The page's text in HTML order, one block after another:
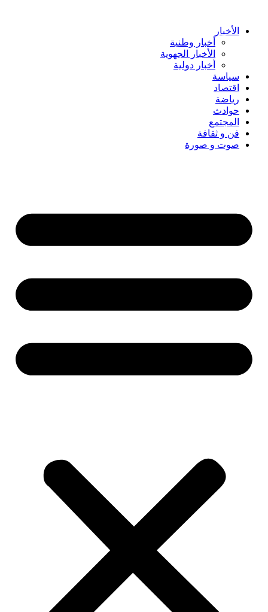
content الأخبار
أخبار وطنية
الأخبار الجهوية
أخبار دولية
سياسة
اقتصاد
رياضة
حوادث
المجتمع
فن و ثقافة
صوت و صورة